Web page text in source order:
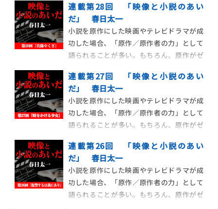
の力が大きいことには違いない。ただ一方
で、映画やテレビドラマを先に観てから原
作を読んだ際に気づくことがある。劇中で
大きなインパクトを与えたセリフ、物語展
開、登場人物が原
連載第28回 「映像と小説のあい
だ」 春日太一
小説を原作にした映画やテレビドラマが成
功した場合、「原作／原作者の力」として
語られることが多い。もちろん、原作がゼ
の力が大きいことには違いない。ただ一方
で、映画やテレビドラマを先に観てから原
作を読んだ際に気づくことがある。劇中で
大きなインパクトを与えたセリフ、物語展
開、登場人物が原
連載第27回 「映像と小説のあい
だ」 春日太一
小説を原作にした映画やテレビドラマが成
功した場合、「原作／原作者の力」として
語られることが多い。もちろん、原作がゼ
の力が大きいことには違いない。ただ一方
で、映画やテレビドラマを先に観てから原
作を読んだ際に気づくことがある。劇中で
大きなインパクトを与えたセリフ、物語展
開、登場人物が原
連載第26回 「映像と小説のあい
だ」 春日太一
小説を原作にした映画やテレビドラマが成
功した場合、「原作／原作者の力」として
語られることが多い。もちろん、原作がゼ